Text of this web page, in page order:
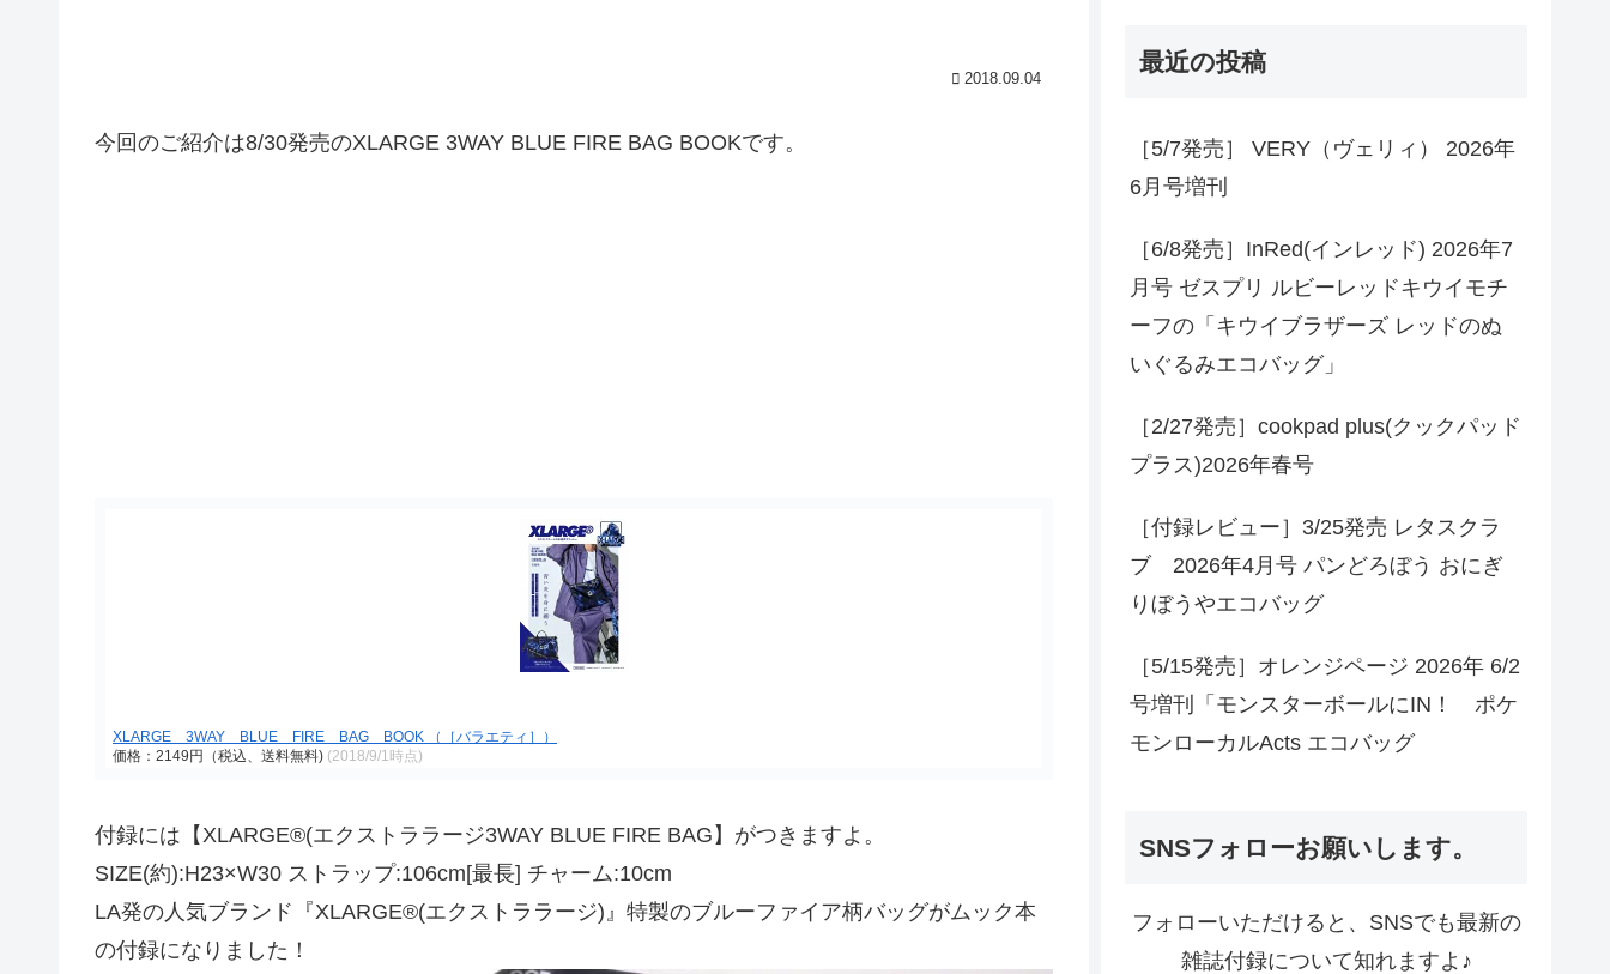
2018.09.04
今回のご紹介は8/30発売のXLARGE 3WAY BLUE FIRE BAG BOOKです。
XLARGE 3WAY BLUE FIRE BAG BOOK （［バラエティ］）
価格：2149円（税込、送料無料) (2018/9/1時点)
付録には【XLARGE®(エクストララージ3WAY BLUE FIRE BAG】がつきますよ。
SIZE(約):H23×W30 ストラップ:106cm[最長] チャーム:10cm
LA発の人気ブランド『XLARGE®(エクストララージ)』特製のブルーファイア柄バッグがムック本
の付録になりました！
最近の投稿
［5/7発売］ VERY（ヴェリィ） 2026年
6月号増刊
［6/8発売］InRed(インレッド) 2026年7
月号 ゼスプリ ルビーレッドキウイモチ
ーフの「キウイブラザーズ レッドのぬ
いぐるみエコバッグ」
［2/27発売］cookpad plus(クックパッド
プラス)2026年春号
［付録レビュー］3/25発売 レタスクラ
ブ 2026年4月号 パンどろぼう おにぎ
りぼうやエコバッグ
［5/15発売］オレンジページ 2026年 6/2
号増刊「モンスターボールにIN！ ポケ
モンローカルActs エコバッグ
SNSフォローお願いします。
フォローいただけると、SNSでも最新の
雑誌付録について知れますよ♪